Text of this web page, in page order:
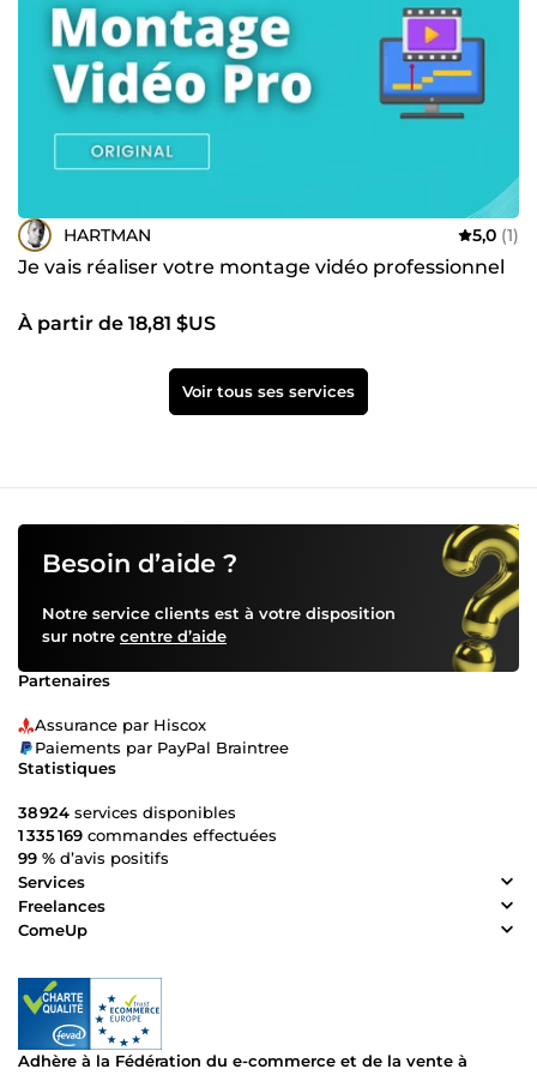
HARTMAN 5,0 (1)
Je vais réaliser votre montage vidéo professionnel
À partir de 18,81 $US
Voir tous ses services
Besoin d’aide ?
Notre service clients est à votre disposition
sur notre centre d’aide
Partenaires
Assurance par Hiscox
Paiements par PayPal Braintree
Statistiques
38 924 services disponibles
1 335 169 commandes effectuées
99 % d’avis positifs
Services
Freelances
ComeUp
Adhère à la Fédération du e-commerce et de la vente à